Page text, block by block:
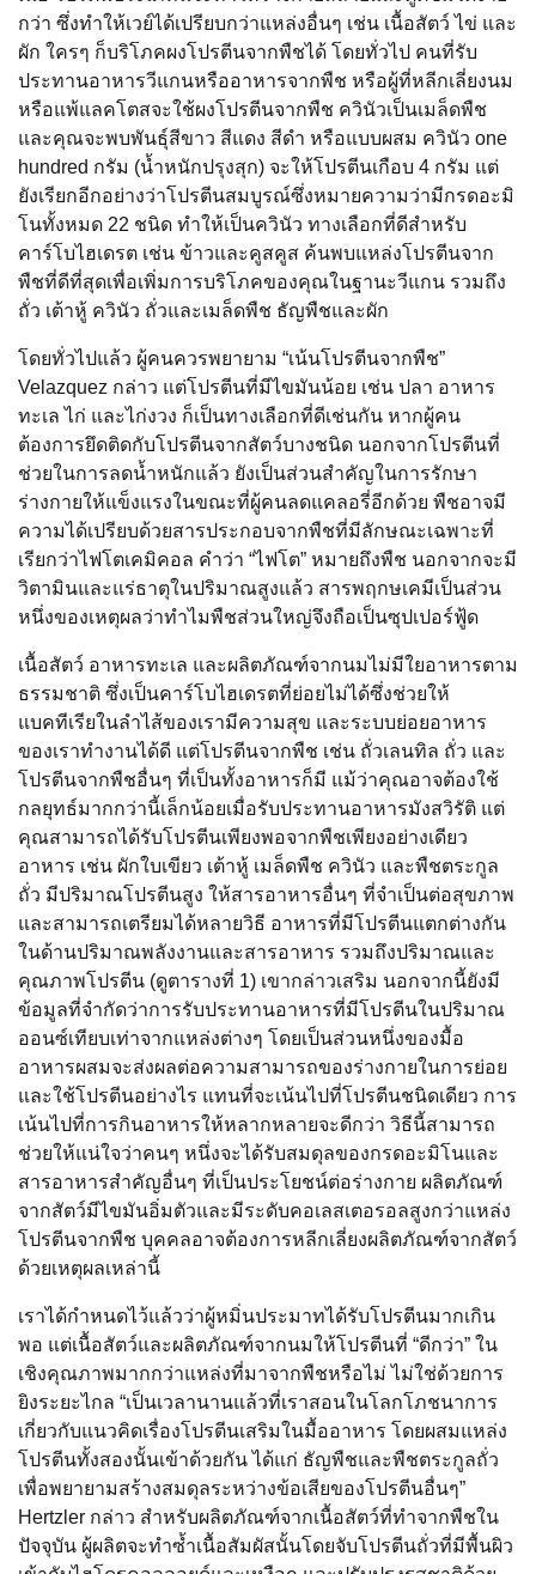
กว่า ซึ่งทำให้เวย์ได้เปรียบกว่าแหล่งอื่นๆ เช่น เนื้อสัตว์ ไข่ และ
ผัก ใครๆ ก็บริโภคผงโปรตีนจากพืชได้ โดยทั่วไป คนที่รับ
ประทานอาหารวีแกนหรืออาหารจากพืช หรือผู้ที่หลีกเลี่ยงนม
หรือแพ้แลคโตสจะใช้ผงโปรตีนจากพืช ควินัวเป็นเมล็ดพืช
และคุณจะพบพันธุ์สีขาว สีแดง สีดำ หรือแบบผสม ควินัว one
hundred กรัม (น้ำหนักปรุงสุก) จะให้โปรตีนเกือบ 4 กรัม แต่
ยังเรียกอีกอย่างว่าโปรตีนสมบูรณ์ซึ่งหมายความว่ามีกรดอะมิ
โนทั้งหมด 22 ชนิด ทำให้เป็นควินัว ทางเลือกที่ดีสำหรับ
คาร์โบไฮเดรต เช่น ข้าวและคูสคูส ค้นพบแหล่งโปรตีนจาก
พืชที่ดีที่สุดเพื่อเพิ่มการบริโภคของคุณในฐานะวีแกน รวมถึง
ถั่ว เต้าหู้ ควินัว ถั่วและเมล็ดพืช ธัญพืชและผัก
โดยทั่วไปแล้ว ผู้คนควรพยายาม “เน้นโปรตีนจากพืช”
Velazquez กล่าว แต่โปรตีนที่มีไขมันน้อย เช่น ปลา อาหาร
ทะเล ไก่ และไก่งวง ก็เป็นทางเลือกที่ดีเช่นกัน หากผู้คน
ต้องการยึดติดกับโปรตีนจากสัตว์บางชนิด นอกจากโปรตีนที่
ช่วยในการลดน้ำหนักแล้ว ยังเป็นส่วนสำคัญในการรักษา
ร่างกายให้แข็งแรงในขณะที่ผู้คนลดแคลอรี่อีกด้วย พืชอาจมี
ความได้เปรียบด้วยสารประกอบจากพืชที่มีลักษณะเฉพาะที่
เรียกว่าไฟโตเคมิคอล คำว่า “ไฟโต” หมายถึงพืช นอกจากจะมี
วิตามินและแร่ธาตุในปริมาณสูงแล้ว สารพฤกษเคมีเป็นส่วน
หนึ่งของเหตุผลว่าทำไมพืชส่วนใหญ่จึงถือเป็นซุปเปอร์ฟู้ด
เนื้อสัตว์ อาหารทะเล และผลิตภัณฑ์จากนมไม่มีใยอาหารตาม
ธรรมชาติ ซึ่งเป็นคาร์โบไฮเดรตที่ย่อยไม่ได้ซึ่งช่วยให้
แบคทีเรียในลำไส้ของเรามีความสุข และระบบย่อยอาหาร
ของเราทำงานได้ดี แต่โปรตีนจากพืช เช่น ถั่วเลนทิล ถั่ว และ
โปรตีนจากพืชอื่นๆ ที่เป็นทั้งอาหารก็มี แม้ว่าคุณอาจต้องใช้
กลยุทธ์มากกว่านี้เล็กน้อยเมื่อรับประทานอาหารมังสวิรัติ แต่
คุณสามารถได้รับโปรตีนเพียงพอจากพืชเพียงอย่างเดียว
อาหาร เช่น ผักใบเขียว เต้าหู้ เมล็ดพืช ควินัว และพืชตระกูล
ถั่ว มีปริมาณโปรตีนสูง ให้สารอาหารอื่นๆ ที่จำเป็นต่อสุขภาพ
และสามารถเตรียมได้หลายวิธี อาหารที่มีโปรตีนแตกต่างกัน
ในด้านปริมาณพลังงานและสารอาหาร รวมถึงปริมาณและ
คุณภาพโปรตีน (ดูตารางที่ 1) เขากล่าวเสริม นอกจากนี้ยังมี
ข้อมูลที่จำกัดว่าการรับประทานอาหารที่มีโปรตีนในปริมาณ
ออนซ์เทียบเท่าจากแหล่งต่างๆ โดยเป็นส่วนหนึ่งของมื้อ
อาหารผสมจะส่งผลต่อความสามารถของร่างกายในการย่อย
และใช้โปรตีนอย่างไร แทนที่จะเน้นไปที่โปรตีนชนิดเดียว การ
เน้นไปที่การกินอาหารให้หลากหลายจะดีกว่า วิธีนี้สามารถ
ช่วยให้แน่ใจว่าคนๆ หนึ่งจะได้รับสมดุลของกรดอะมิโนและ
สารอาหารสำคัญอื่นๆ ที่เป็นประโยชน์ต่อร่างกาย ผลิตภัณฑ์
จากสัตว์มีไขมันอิ่มตัวและมีระดับคอเลสเตอรอลสูงกว่าแหล่ง
โปรตีนจากพืช บุคคลอาจต้องการหลีกเลี่ยงผลิตภัณฑ์จากสัตว์
ด้วยเหตุผลเหล่านี้
เราได้กำหนดไว้แล้วว่าผู้หมิ่นประมาทได้รับโปรตีนมากเกิน
พอ แต่เนื้อสัตว์และผลิตภัณฑ์จากนมให้โปรตีนที่ “ดีกว่า” ใน
เชิงคุณภาพมากกว่าแหล่งที่มาจากพืชหรือไม่ ไม่ใช่ด้วยการ
ยิงระยะไกล “เป็นเวลานานแล้วที่เราสอนในโลกโภชนาการ
เกี่ยวกับแนวคิดเรื่องโปรตีนเสริมในมื้ออาหาร โดยผสมแหล่ง
โปรตีนทั้งสองนั้นเข้าด้วยกัน ได้แก่ ธัญพืชและพืชตระกูลถั่ว
เพื่อพยายามสร้างสมดุลระหว่างข้อเสียของโปรตีนอื่นๆ”
Hertzler กล่าว สำหรับผลิตภัณฑ์จากเนื้อสัตว์ที่ทำจากพืชใน
ปัจจุบัน ผู้ผลิตจะทำซ้ำเนื้อสัมผัสนั้นโดยจับโปรตีนถั่วที่มีพื้นผิว